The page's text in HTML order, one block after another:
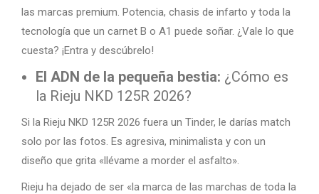
las marcas premium. Potencia, chasis de infarto y toda la
tecnología que un carnet B o A1 puede soñar. ¿Vale lo que
cuesta? ¡Entra y descúbrelo!
El ADN de la pequeña bestia: ¿Cómo es
la Rieju NKD 125R 2026?
Si la Rieju NKD 125R 2026 fuera un Tinder, le darías match
solo por las fotos. Es agresiva, minimalista y con un
diseño que grita «llévame a morder el asfalto».
Rieju ha dejado de ser «la marca de las marchas de toda la